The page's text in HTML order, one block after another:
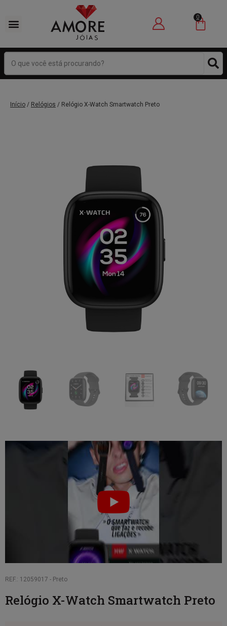
0
Início / Relógios / Relógio X-Watch Smartwatch Preto
REF.: 12059017 - Preto
Relógio X-Watch Smartwatch Preto